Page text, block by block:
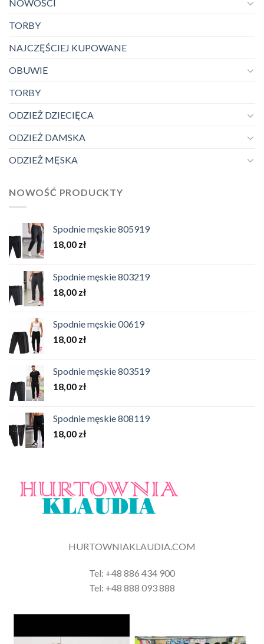
NOWOŚCI
TORBY
NAJCZĘŚCIEJ KUPOWANE
OBUWIE
TORBY
ODZIEŻ DZIECIĘCA
ODZIEŻ DAMSKA
ODZIEŻ MĘSKA
NOWOŚĆ PRODUCKTY
Spodnie męskie 805919
18,00 zł
Spodnie męskie 803219
18,00 zł
Spodnie męskie 00619
18,00 zł
Spodnie męskie 803519
18,00 zł
Spodnie męskie 808119
18,00 zł
HURTOWNIAKLAUDIA.COM
Tel: +48 886 434 900
Tel: +48 888 093 888